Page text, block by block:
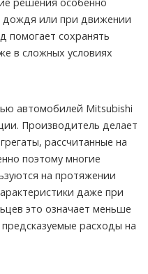
дождя или при движении
сохранять
в сложных условиях
автомобилей Mitsubishi
Производитель делает
рассчитанные на
поэтому многие
на протяжении
даже при
это означает меньше
расходы на